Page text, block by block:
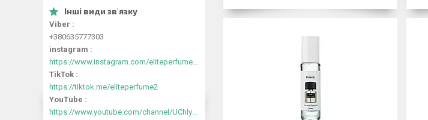
Viber
+380635777303
instagram
https://www.instagram.com/eliteperfume2030/
TikTok
https://tiktok.me/eliteperfume2
YouTube
https://www.youtube.com/channel/UChlyrHV155UsxbND9N3hYJA